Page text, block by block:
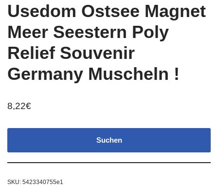
Usedom Ostsee Magnet
Meer Seestern Poly
Relief Souvenir
Germany Muscheln !
8,22€
Suchen
SKU: 5423340755e1